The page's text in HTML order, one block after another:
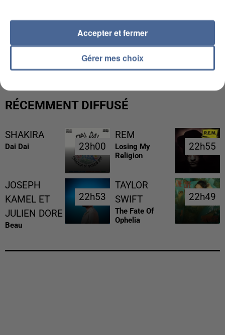
L’UN DES FONDATEURS SUPPOSÉS DE LA DZ
MAFIA INTERPELLÉ EN ALGÉRIE
RÉCEMMENT DIFFUSÉ
SHAKIRA
Dai Dai 23h00
23h00
REM
Losing My
Religion
22h55
22h55
JOSEPH
KAMEL ET
JULIEN DORE
Beau
22h53
22h53
TAYLOR
SWIFT
The Fate Of
Ophelia
22h49
22h49
Gérer mes choix
Accepter et fermer